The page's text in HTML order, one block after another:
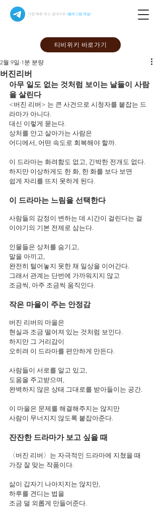
가장 빠른 주소 업데이트 (텔레그램 채널)
티비위키 바로가기
버진리버
2월 9일 1분 분량
아무 일도 없는 것처럼 보이는 날들이 사람
을 살린다
<버진 리버> 는 큰 사건으로 시청자를 붙잡는 드
라마가 아니다.
대신 이렇게 묻는다.
상처를 안고 살아가는 사람은
어디에서, 어떤 속도로 회복해야 할까.
이 드라마는 화려함도 없고, 긴박한 전개도 없다.
하지만 이상하게도 한 화, 한 화를 보다 보면
쉽게 자리를 뜨지 못하게 된다.
이 드라마는 느림을 선택한다
사람들의 감정이 변하는 데 시간이 걸린다는 걸
이야기의 기본 전제로 삼는다.
인물들은 상처를 숨기고,
말을 아끼고,
완전히 털어놓지 못한 채 일상을 이어간다.
그래서 관계는 단번에 가까워지지 않고
조금씩, 아주 조금씩 움직인다.
작은 마을이 주는 안정감
버진 리버의 마을은
현실과 조금 떨어져 있는 것처럼 보인다.
하지만 그 거리감이
오히려 이 드라마를 편안하게 만든다.
사람들이 서로를 알고 있고,
도움을 주고받으며,
완벽하지 않은 상태 그대로를 받아들이는 공간.
이 마을은 문제를 해결해주지는 않지만
사람이 무너지지 않도록 붙잡아준다.
잔잔한 드라마가 보고 싶을 때
〈버진 리버〉는 자극적인 드라마에 지쳤을 때
가장 잘 맞는 작품이다.
삶이 갑자기 나아지지는 않지만,
하루를 견디는 법을
조금 덜 외롭게 만들어준다.